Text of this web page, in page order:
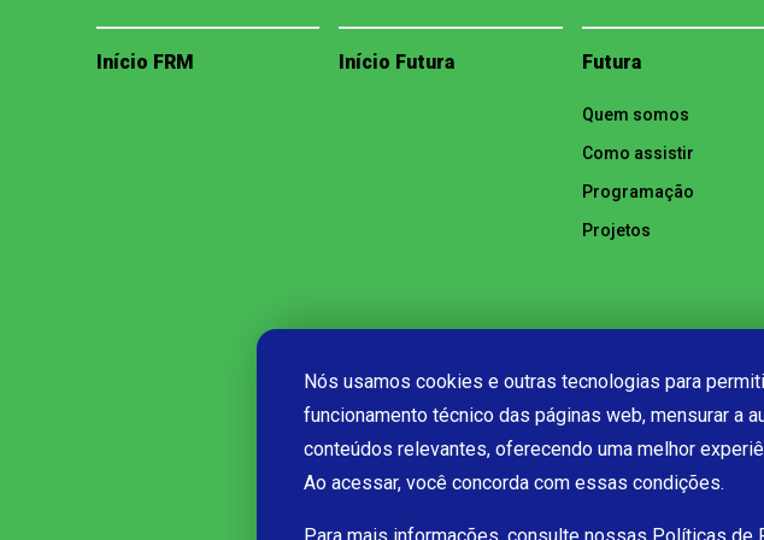
Início FRM Início Futura Futura
Quem somos
Como assistir
Programação
Projetos
Nós usamos cookies e outras tecnologias para
funcionamento técnico das páginas web, mensurar a
conteúdos relevantes, oferecendo uma melhor
Ao acessar, você concorda com essas condições.